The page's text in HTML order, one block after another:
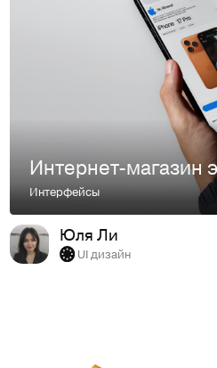
Интерфейсы
Юля Ли
UI дизайн